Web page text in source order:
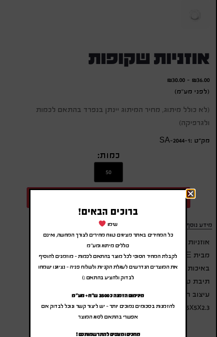
אוזניות שקופות
₪36.00
-
₪30.00
(לפני מע"מ)
(לא כולל מיתוג, מחיר המיתוג יינתן בנפרד בהתאם לכמות
ולגרפיקה)
מק״ט :SA-2044-1
כמות:
מידע נוסף
אוזניות בלוטוס קומפקטיות שקופות
מבית EVERCHARGE
באיכות סאונד מצוינת
תיבת טעינה חכמה עם צג לחיווי הטעינה
עיצוב חדשני במבחר צבעים
5x5x2.3 ס"מ
ברוכים הבאים!
שימו
כל המחירים באתר מציגים טווח מחירים לצורך המחשה, ואינם
כוללים מיתוג ומע"מ
לקבלת המחיר הסופי לכל מוצר בהתאם לכמות – מוזמנים להוסיף
את המוצרים הנדרשים לעגלת הקניות ולשלוח פניה – נציגנו ישמחו
לבדוק ולהציע בהתאם :)
מינימום הזמנה כ 3500 ש"ח + מע"מ
להזמנות בסכומים נמוכים יותר – יש ליצור קשר ונוכל לבדוק אם
אפשרי בהתאם לסוג המוצר
מחכים ומצפים להתרשמותכם !